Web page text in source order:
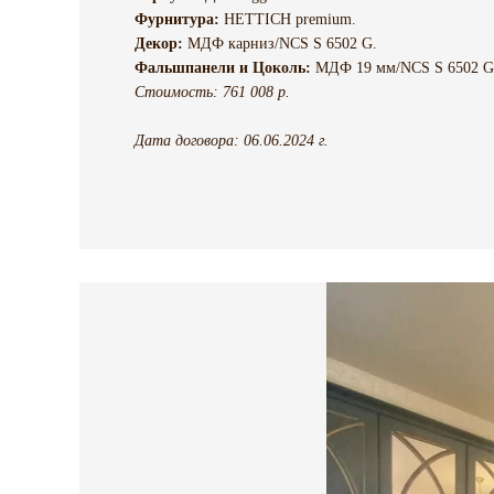
Фурнитура: HETTICH premium.
Декор: МДФ карниз/NCS S 6502 G.
Фальшпанели и Цоколь: МДФ 19 мм/NCS S 6502
Стоимость: 761 008 р.
Дата договора: 06.06.2024 г.